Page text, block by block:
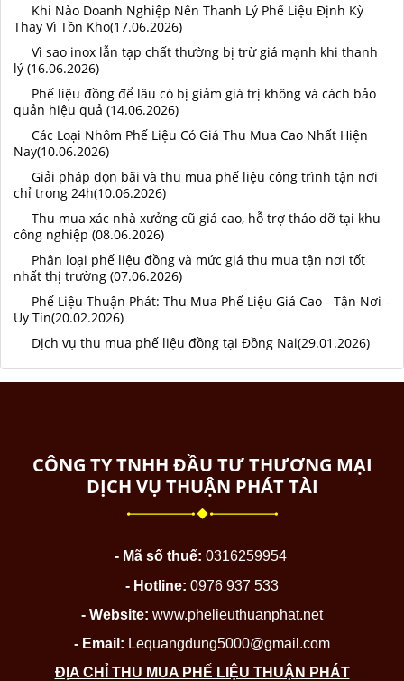
Khi Nào Doanh Nghiệp Nên Thanh Lý Phế Liệu Định Kỳ
Thay Vì Tồn Kho(17.06.2026)
Vì sao inox lẫn tạp chất thường bị trừ giá mạnh khi thanh
lý (16.06.2026)
Phế liệu đồng để lâu có bị giảm giá trị không và cách bảo
quản hiệu quả (14.06.2026)
Các Loại Nhôm Phế Liệu Có Giá Thu Mua Cao Nhất Hiện
Nay(10.06.2026)
Giải pháp dọn bãi và thu mua phế liệu công trình tận nơi
chỉ trong 24h(10.06.2026)
Thu mua xác nhà xưởng cũ giá cao, hỗ trợ tháo dỡ tại khu
công nghiệp (08.06.2026)
Phân loại phế liệu đồng và mức giá thu mua tận nơi tốt
nhất thị trường (07.06.2026)
Phế Liệu Thuận Phát: Thu Mua Phế Liệu Giá Cao - Tận Nơi -
Uy Tín(20.02.2026)
Dịch vụ thu mua phế liệu đồng tại Đồng Nai(29.01.2026)
CÔNG TY TNHH ĐẦU TƯ THƯƠNG MẠI
DỊCH VỤ THUẬN PHÁT TÀI
- Mã số thuế: 0316259954
- Hotline: 0976 937 533
- Website: www.phelieuthuanphat.net
- Email: Lequangdung5000@gmail.com
ĐỊA CHỈ THU MUA PHẾ LIỆU THUẬN PHÁT